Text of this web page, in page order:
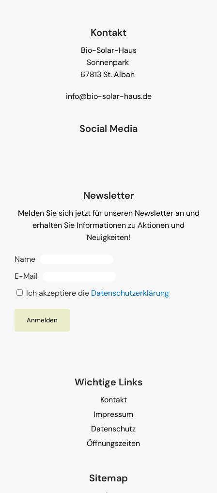
Kontakt
Bio-Solar-Haus
Sonnenpark
67813 St. Alban
info@bio-solar-haus.de
Social Media
Newsletter
Melden Sie sich jetzt für unseren Newsletter an und
erhalten Sie Informationen zu Aktionen und
Neuigkeiten!
Name
E-Mail
Ich akzeptiere die Datenschutzerklärung
Wichtige Links
Kontakt
Impressum
Datenschutz
Öffnungszeiten
Sitemap